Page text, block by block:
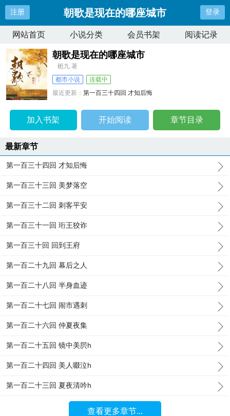
注册 朝歌是现在的哪座城市 登录
网站首页 小说分类 会员书架 阅读记录
朝歌是现在的哪座城市
栀九 著
都市小说
连载中
最近更新：第一百三十四回 才知后悔
加入书架 开始阅读 章节目录
最新章节
第一百三十四回 才知后悔
第一百三十三回 美梦落空
第一百三十二回 刺客平安
第一百三十一回 珩王狡诈
第一百三十回 回到王府
第一百二十九回 幕后之人
第一百二十八回 半身血迹
第一百二十七回 闹市遇刺
第一百二十六回 仲夏夜集
第一百二十五回 镜中美屄h
第一百二十四回 美人啜泣h
第一百二十三回 夏夜清吟h
查看更多章节...